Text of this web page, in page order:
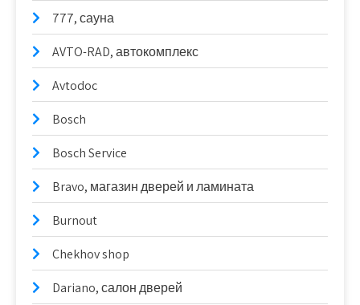
777, сауна
AVTO-RAD, автокомплекс
Avtodoc
Bosch
Bosch Service
Bravo, магазин дверей и ламината
Burnout
Chekhov shop
Dariano, салон дверей